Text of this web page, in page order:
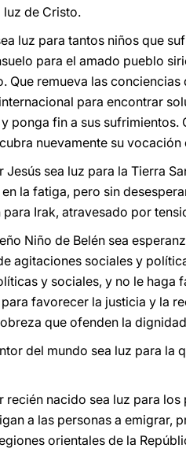
luz de Cristo.
luz para tantos niños que
para el amado pueblo
Que remueva las
para encontrar
ponga fin a sus
nuevamente su
Jesús sea luz para la Tierra
la fatiga, pero sin
Irak, atravesado por
Niño de Belén sea
agitaciones sociales y
y sociales, y no le haga
favorecer la justicia y la
que ofenden la
del mundo sea luz para
recién nacido sea luz para
a las personas a emigrar,
orientales de la